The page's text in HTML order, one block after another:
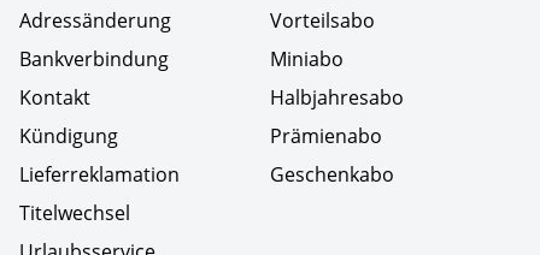
Adressänderung
Bankverbindung
Kontakt
Kündigung
Lieferreklamation
Titelwechsel
Vorteilsabo
Miniabo
Halbjahresabo
Prämienabo
Geschenkabo